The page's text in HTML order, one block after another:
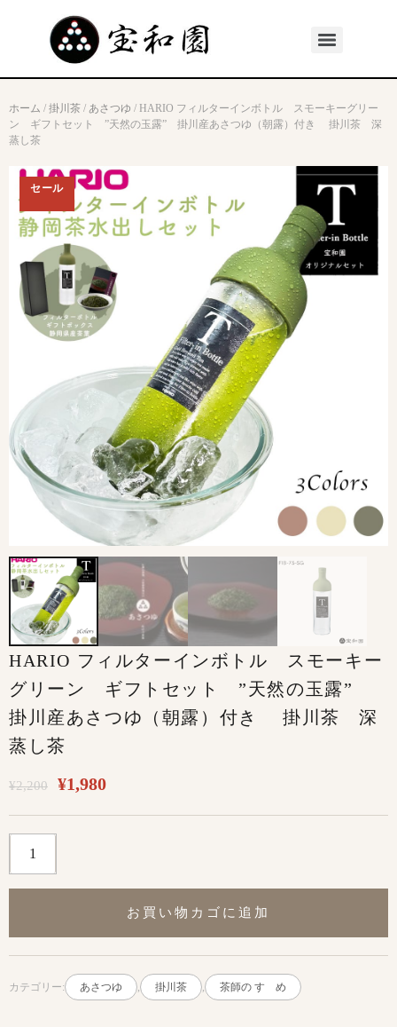
ホーム / 掛川茶 / あさつゆ / HARIO フィルターインボトル スモーキーグリー
ン ギフトセット ”天然の玉露” 掛川産あさつゆ（朝露）付き 掛川茶 深
蒸し茶
セール
HARIO フィルターインボトル スモーキー
グリーン ギフトセット ”天然の玉露”
掛川産あさつゆ（朝露）付き 掛川茶 深
蒸し茶
¥2,200 ¥1,980
お買い物カゴに追加
カテゴリー: あさつゆ , 掛川茶 , 茶師の すゝめ